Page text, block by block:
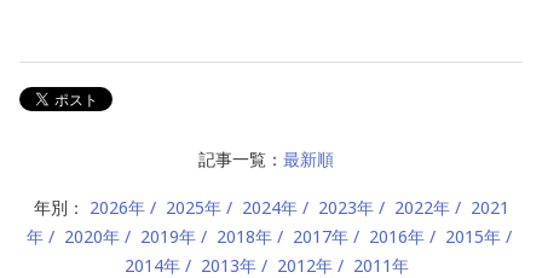
記事一覧： 最新順
年別： 2026年 2025年 2024年 2023年 2022年
2021
年
2020年 2019年 2018年 2017年 2016年
2015年
2014年
2013年 2012年 2011年